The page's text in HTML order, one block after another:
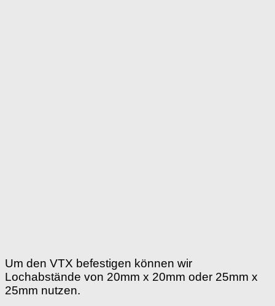
Um den VTX befestigen können wir
Lochabstände von 20mm x 20mm oder 25mm x
25mm nutzen.